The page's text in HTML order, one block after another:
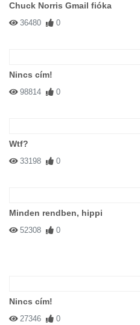
Chuck Norris Gmail fióka
36480 0
Nincs cím!
98814 0
Wtf?
33198 0
Minden rendben, hippi
52308 0
Nincs cím!
27346 0